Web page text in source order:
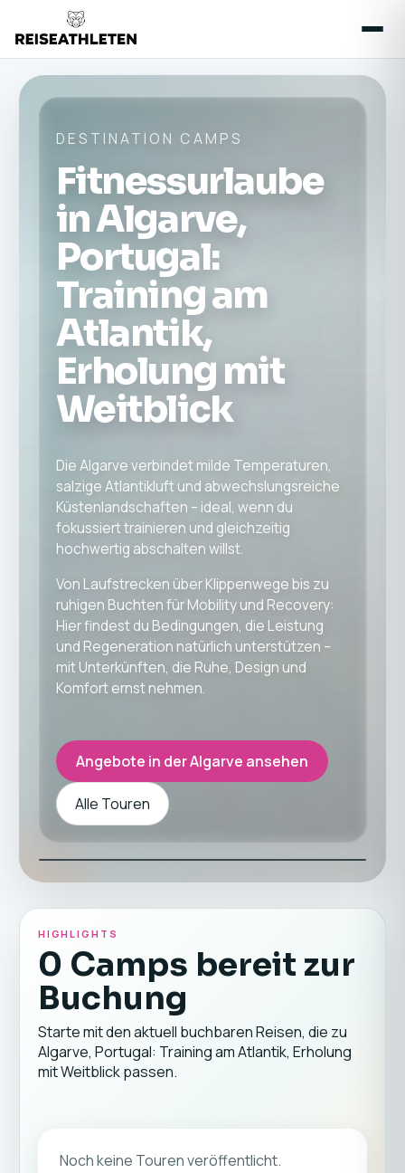
DESTINATION CAMPS
Fitnessurlaube
in Algarve,
Portugal:
Training am
Atlantik,
Erholung mit
Weitblick
Die Algarve verbindet milde Temperaturen,
salzige Atlantikluft und abwechslungsreiche
Küstenlandschaften – ideal, wenn du
fokussiert trainieren und gleichzeitig
hochwertig abschalten willst.
Von Laufstrecken über Klippenwege bis zu
ruhigen Buchten für Mobility und Recovery:
Hier findest du Bedingungen, die Leistung
und Regeneration natürlich unterstützen –
mit Unterkünften, die Ruhe, Design und
Komfort ernst nehmen.
Angebote in der Algarve ansehen
Alle Touren
HIGHLIGHTS
0 Camps bereit zur
Buchung
Starte mit den aktuell buchbaren Reisen, die zu
Algarve, Portugal: Training am Atlantik, Erholung
mit Weitblick passen.
Noch keine Touren veröffentlicht.